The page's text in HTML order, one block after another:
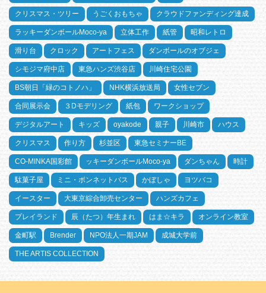
クリスマス・ツリー うごくおもちゃ クラウドファンディング達成
ラッキーダンボールMoco-ya 立体工作 紙管 昭和レトロ
滑り台 クロック アートフェス ダンボールのオブジェ
シモジマ府中店 東急ハンズ渋谷店 川崎住宅公園
BS朝日「緑のコトノハ」 NHK横浜放送局 女性セブン
合同展示会 ３Dモデリング 紙包 ワークショップ
デジタルアート キッズ oyakode 親子 川崎市 ハウス
クリスマス 作り方 杉並区 東急セミナーBE
CO-MINKA国彩館 ッキーダンボールMoco-ya ダンちゃん 時計
駄菓子屋 ミニ・ボンネットバス かぼしゃ ヨツバコ
イースター 大東京綜合卸売センター ハンズカフェ
プレイランド 辰（たつ）年生まれ はま☆キラ オンライン教室
金町駅 Brender NPO法人一期JAM 成城大学前
THE ARTIS COLLECTION